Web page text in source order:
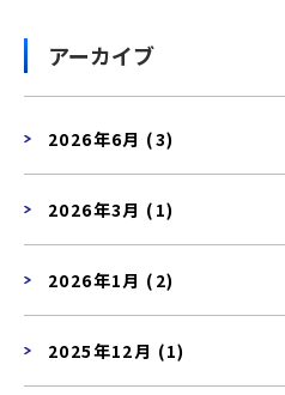
アーカイブ
2026年6月 (3)
2026年3月 (1)
2026年1月 (2)
2025年12月 (1)